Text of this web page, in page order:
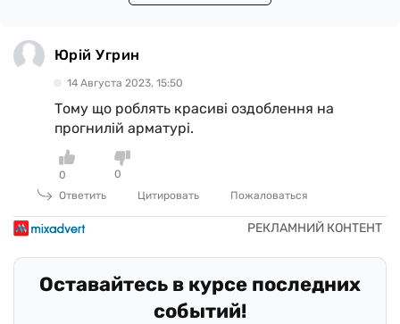
Юрій Угрин
14 Августа 2023, 15:50
Тому що роблять красиві оздоблення на
прогнилій арматурі.
0
0
Ответить
Цитировать Пожаловаться
Оставайтесь в курсе последних
событий!